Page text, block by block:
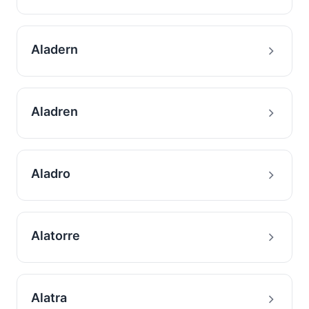
Aladern
Aladren
Aladro
Alatorre
Alatra